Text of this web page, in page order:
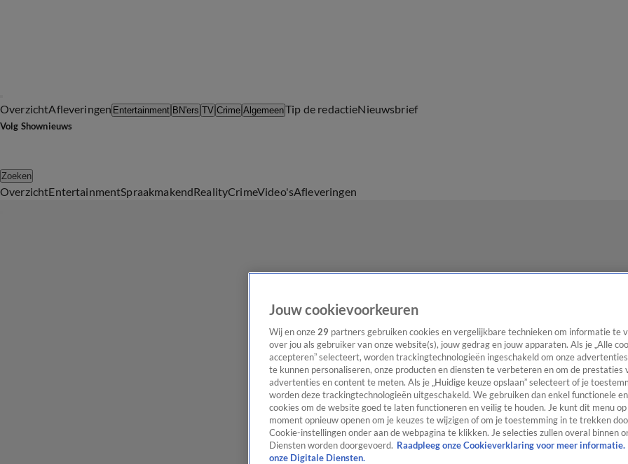
OverzichtAfleveringen Entertainment BN'ers TV Crime AlgemeenTip de redactieNieuwsbrief
Volg Shownieuws
Zoeken
OverzichtEntertainmentSpraakmakendRealityCrimeVideo'sAfleveringen
Jouw cookievoorkeuren
Wij en onze 29 partners gebruiken cookies en vergelijkbare technieken om informatie te
over jou als gebruiker van onze website(s), jouw gedrag en jouw apparaten. Als je „Alle
accepteren” selecteert, worden trackingtechnologieën ingeschakeld om onze
te kunnen personaliseren, onze producten en diensten te verbeteren en om de prestaties
advertenties en content te meten. Als je „Huidige keuze opslaan” selecteert of je
worden deze trackingtechnologieën uitgeschakeld. We gebruiken dan enkel functionele
cookies om de website goed te laten functioneren en veilig te houden. Je kunt dit menu
moment opnieuw openen om je keuzes te wijzigen of om je toestemming in te trekken
Cookie-instellingen onder aan de webpagina te klikken. Je selecties zullen overal binnen
Diensten worden doorgevoerd. Raadpleeg onze Cookieverklaring voor meer informatie.
onze Digitale Diensten.